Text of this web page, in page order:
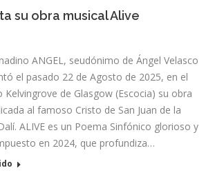
su obra musical Alive
ANGEL, seudónimo de Ángel Velasco
el pasado 22 de Agosto de 2025, en el
de Glasgow (Escocia) su obra
al famoso Cristo de San Juan de la
ALIVE es un Poema Sinfónico glorioso y
en 2024, que profundiza…